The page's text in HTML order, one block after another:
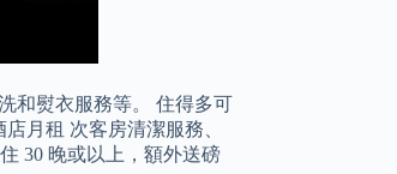
和熨衣服務等。 住得多可
月租 次客房清潔服務、
30 晚或以上，額外送磅